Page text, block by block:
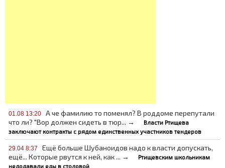
01.08 13:20
А че фамилию то поменял? В роддоме перепутали
что ли? "Вор должен сидеть в тюр... →
Власти Ртищева
заключают контракты с рядом единственных участников тендеров
29.04 8:37
Ещё больше Шубаноидов надо к власти допускать,
ещё... Которые рвутся к ней, как ... →
Ртищевским школьникам
недодавали еды в столовой